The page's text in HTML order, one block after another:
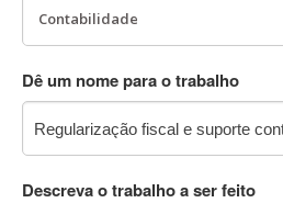
Dê um nome para o trabalho
Descreva o trabalho a ser feito